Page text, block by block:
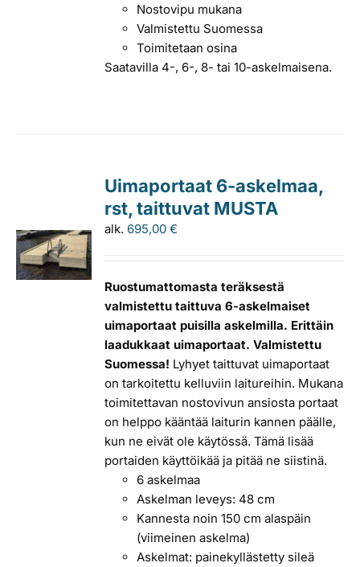
Nostovipu mukana
Valmistettu Suomessa
Toimitetaan osina
Saatavilla 4-, 6-, 8- tai 10-askelmaisena.
Uimaportaat 6-askelmaa,
rst, taittuvat MUSTA
alk. 695,00€
Ruostumattomasta teräksestä
valmistettu taittuva 6-askelmaiset
uimaportaat puisilla askelmilla. Erittäin
laadukkaat uimaportaat. Valmistettu
Suomessa! Lyhyet taittuvat uimaportaat
on tarkoitettu kelluviin laitureihin. Mukana
toimitettavan nostovivun ansiosta portaat
on helppo kääntää laiturin kannen päälle,
kun ne eivät ole käytössä. Tämä lisää
portaiden käyttöikää ja pitää ne siistinä.
6 askelmaa
Askelman leveys: 48 cm
Kannesta noin 150 cm alaspäin
(viimeinen askelma)
Askelmat: painekyllästetty sileä